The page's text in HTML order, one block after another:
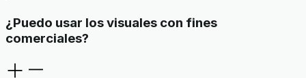
¿Puedo usar los visuales con fines
comerciales?